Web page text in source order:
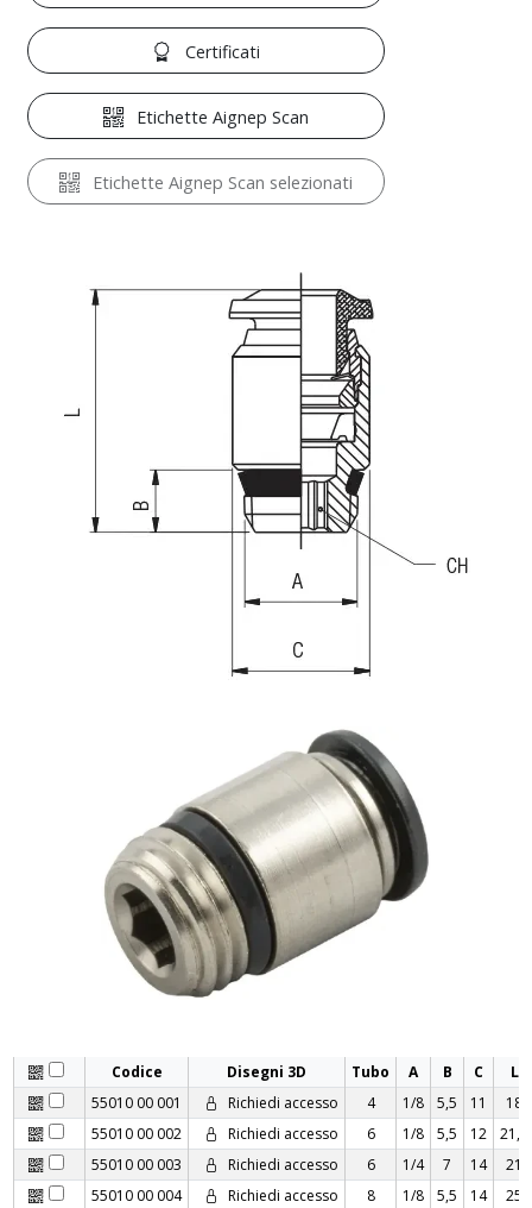
Certificati
Etichette Aignep Scan
Etichette Aignep Scan selezionati
Codice Disegni 3D Tubo A B C
L
55010 00 001
Richiedi accesso 4 1/8 5,5 11
18
55010 00 002
Richiedi accesso 6 1/8 5,5 12
21,5
55010 00 003
Richiedi accesso 6 1/4 7 14
21
55010 00 004
Richiedi accesso 8 1/8 5,5 14
25